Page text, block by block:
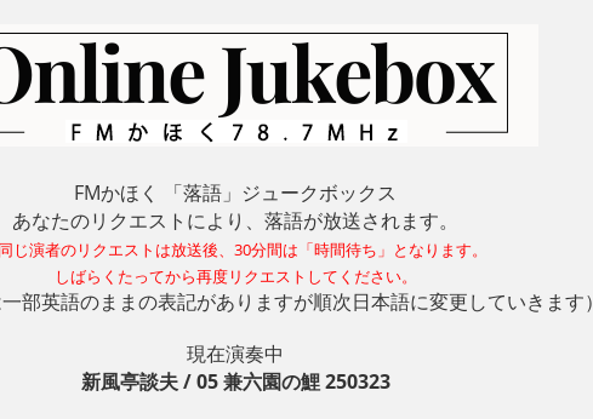
FMかほく 「落語」ジュークボックス
あなたのリクエストにより、落語が放送されます。
じ演者のリクエストは放送後、30分間は「時間待ち」となります。
しばらくたってから再度リクエストしてください。
一部英語のままの表記がありますが順次日本語に変更していきます）
現在演奏中
新風亭談夫 / 05 兼六園の鯉 250323